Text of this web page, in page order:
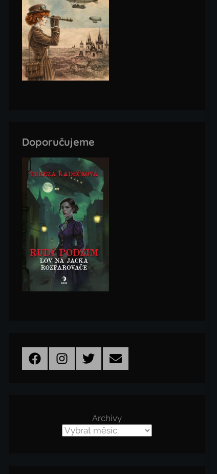
Doporučujeme
FacebookInstagramTwitterEmail
Archivy